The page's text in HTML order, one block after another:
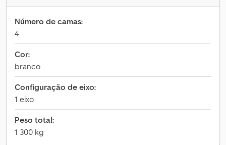
Número de camas:
4
Cor:
branco
Configuração de eixo:
1 eixo
Peso total:
1 300 kg